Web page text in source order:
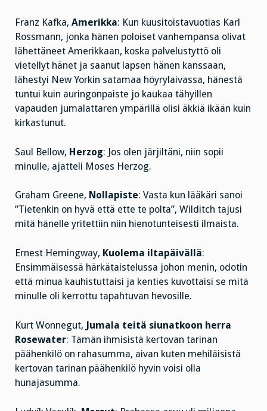
Franz Kafka, Amerikka: Kun kuusitoistavuotias Karl
Rossmann, jonka hänen poloiset vanhempansa olivat
lähettäneet Amerikkaan, koska palvelustyttö oli
vietellyt hänet ja saanut lapsen hänen kanssaan,
lähestyi New Yorkin satamaa höyrylaivassa, hänestä
tuntui kuin auringonpaiste jo kaukaa tähyillen
vapauden jumalattaren ympärillä olisi äkkiä ikään kuin
kirkastunut.
Saul Bellow, Herzog: Jos olen järjiltäni, niin sopii
minulle, ajatteli Moses Herzog.
Graham Greene, Nollapiste: Vasta kun lääkäri sanoi
”Tietenkin on hyvä että ette te polta”, Wilditch tajusi
mitä hänelle yritettiin niin hienotunteisesti ilmaista.
Ernest Hemingway, Kuolema iltapäivällä:
Ensimmäisessä härkätaistelussa johon menin, odotin
että minua kauhistuttaisi ja kenties kuvottaisi se mitä
minulle oli kerrottu tapahtuvan hevosille.
Kurt Wonnegut, Jumala teitä siunatkoon herra
Rosewater: Tämän ihmisistä kertovan tarinan
päähenkilö on rahasumma, aivan kuten mehiläisistä
kertovan tarinan päähenkilö hyvin voisi olla
hunajasumma.